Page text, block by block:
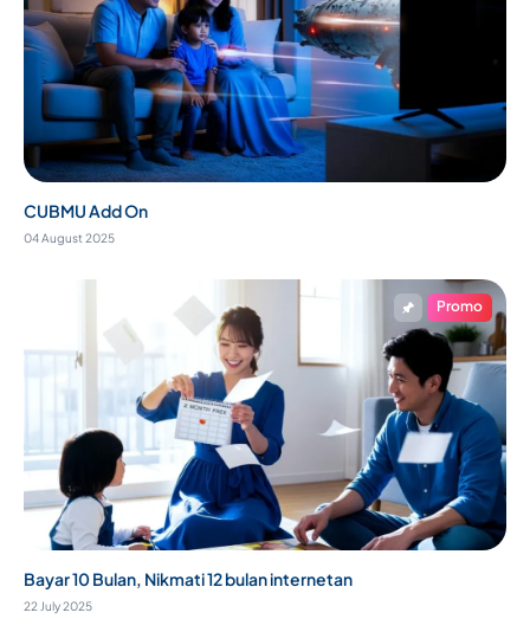
CUBMU Add On
04 August 2025
Promo
Bayar 10 Bulan, Nikmati 12 bulan internetan
22 July 2025